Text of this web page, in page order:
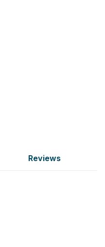
Reviews